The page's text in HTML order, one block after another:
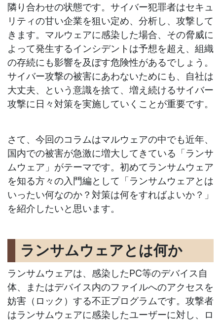
隣り合わせの状態です。サイバー犯罪者はセキュ
リティの甘い企業を狙い定め、分析し、攻撃して
きます。マルウェアに感染した場合、その脅威に
よって発生するインシデントは予想を超え、組織
の存続にも影響を及ぼす危険性があるでしょう。
サイバー攻撃の被害にあわないためにも、自社は
大丈夫、という意識を捨て、増え続けるサイバー
攻撃に日々対策を実施していくことが重要です。
さて、今回のコラムはマルウェアの中でも近年、
国内での被害が急激に増大してきている「ランサ
ムウェア」がテーマです。初めてランサムウェア
を知る方々の入門編として「ランサムウェアとは
いったい何なのか？対策は何をすればよいか？」
を紹介したいと思います。
ランサムウェアとは何か
ランサムウェアは、感染したPC等のデバイス自
体、またはデバイス内のファイルへのアクセスを
妨害（ロック）する不正プログラムです。攻撃者
はランサムウェアに感染したユーザーに対し、ロ